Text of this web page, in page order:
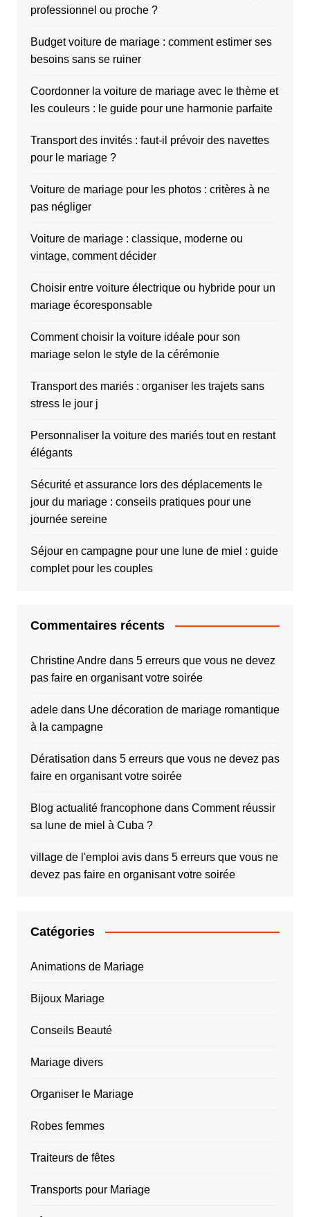
professionnel ou proche ?
Budget voiture de mariage : comment estimer ses
besoins sans se ruiner
Coordonner la voiture de mariage avec le thème et
les couleurs : le guide pour une harmonie parfaite
Transport des invités : faut-il prévoir des navettes
pour le mariage ?
Voiture de mariage pour les photos : critères à ne
pas négliger
Voiture de mariage : classique, moderne ou
vintage, comment décider
Choisir entre voiture électrique ou hybride pour un
mariage écoresponsable
Comment choisir la voiture idéale pour son
mariage selon le style de la cérémonie
Transport des mariés : organiser les trajets sans
stress le jour j
Personnaliser la voiture des mariés tout en restant
élégants
Sécurité et assurance lors des déplacements le
jour du mariage : conseils pratiques pour une
journée sereine
Séjour en campagne pour une lune de miel : guide
complet pour les couples
Commentaires récents
Christine Andredans 5 erreurs que vous ne devez
pas faire en organisant votre soirée
adeledans Une décoration de mariage romantique
à la campagne
Dératisation dans 5 erreurs que vous ne devez pas
faire en organisant votre soirée
Blog actualité francophonedans Comment réussir
sa lune de miel à Cuba ?
village de l'emploi avisdans 5 erreurs que vous ne
devez pas faire en organisant votre soirée
Catégories
Animations de Mariage
Bijoux Mariage
Conseils Beauté
Mariage divers
Organiser le Mariage
Robes femmes
Traiteurs de fêtes
Transports pour Mariage